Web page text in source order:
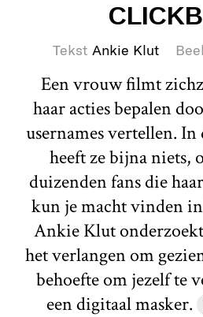
Tekst Ankie Klut
Een vrouw filmt
haar acties bepalen
usernames vertellen.
heeft ze bijna niets,
duizenden fans die
kun je macht vinden
Ankie Klut onderzoekt
het verlangen om
behoefte om jezelf te
een digitaal masker.